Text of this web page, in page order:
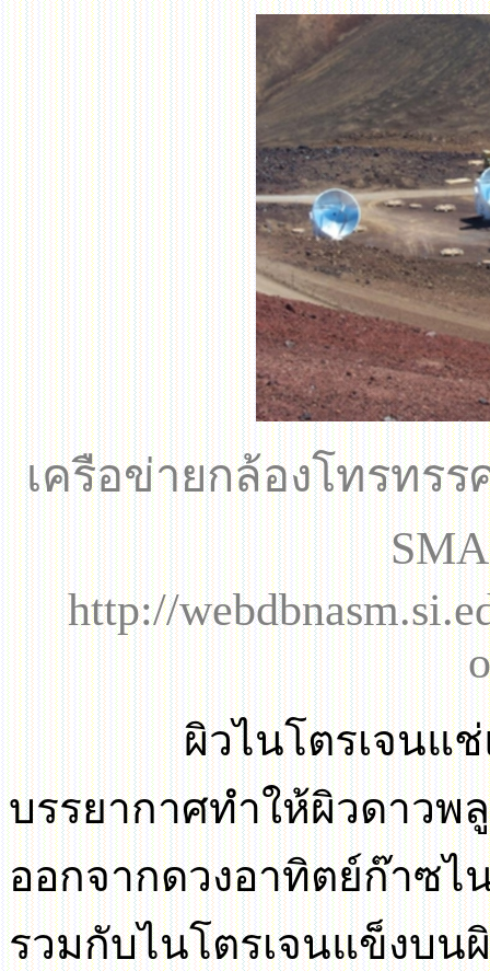
เครือข่ายกล้องโทรทร
http://
ผิวไนโตรเจนแ
บรรยากาศทำให้ผิวดาวพ
ออกจากดวงอาทิตย์ก๊าซไ
รวมกับไนโตรเจนแข็งบน